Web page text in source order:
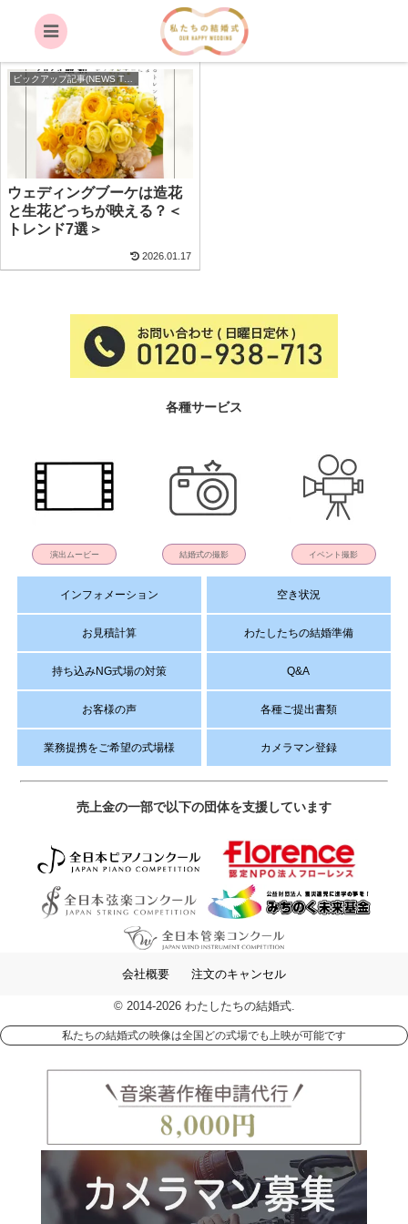
生花
ピックアップ記事(NEWS TOP)
ウェディングブーケは造花
と生花どっちが映える？＜
トレンド7選＞
2026.01.17
各種サービス
演出ムービー 結婚式の撮影 イベント撮影
インフォメーション 空き状況
お見積計算 わたしたちの結婚準備
持ち込みNG式場の対策 Q&A
お客様の声 各種ご提出書類
業務提携をご希望の式場様 カメラマン登録
売上金の一部で以下の団体を支援しています
会社概要 注文のキャンセル
© 2014-2026 わたしたちの結婚式.
私たちの結婚式の映像は全国どの式場でも上映が可能です